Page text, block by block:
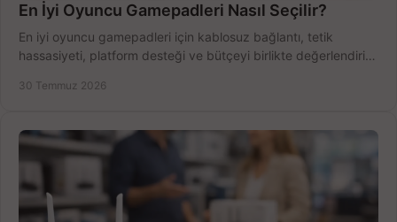
En İyi Oyuncu Gamepadleri Nasıl Seçilir?
En iyi oyuncu gamepadleri için kablosuz bağlantı, tetik
hassasiyeti, platform desteği ve bütçeyi birlikte değerlendirin;
30 Temmuz 2026